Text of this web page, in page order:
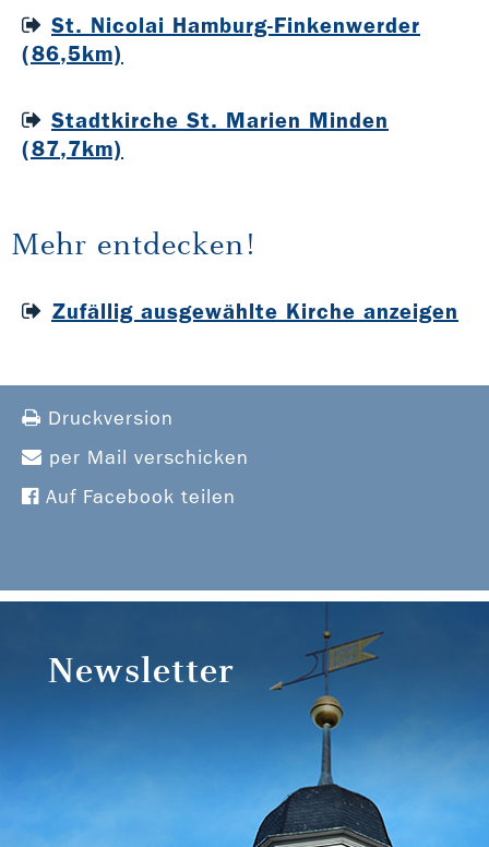
St. Nicolai Hamburg-Finkenwerder
(86,5km)
Stadtkirche St. Marien Minden
(87,7km)
Mehr entdecken!
Zufällig ausgewählte Kirche anzeigen
Druckversion
per Mail verschicken
Auf Facebook teilen
Newsletter